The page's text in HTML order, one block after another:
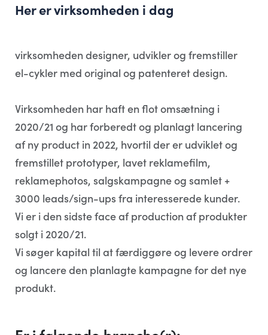
Her er virksomheden i dag
virksomheden designer, udvikler og fremstiller
el-cykler med original og patenteret design.
Virksomheden har haft en flot omsætning i
2020/21 og har forberedt og planlagt lancering
af ny product in 2022, hvortil der er udviklet og
fremstillet prototyper, lavet reklamefilm,
reklamephotos, salgskampagne og samlet +
3000 leads/sign-ups fra interesserede kunder.
Vi er i den sidste face af production af produkter
solgt i 2020/21.
Vi søger kapital til at færdiggøre og levere ordrer
og lancere den planlagte kampagne for det nye
produkt.